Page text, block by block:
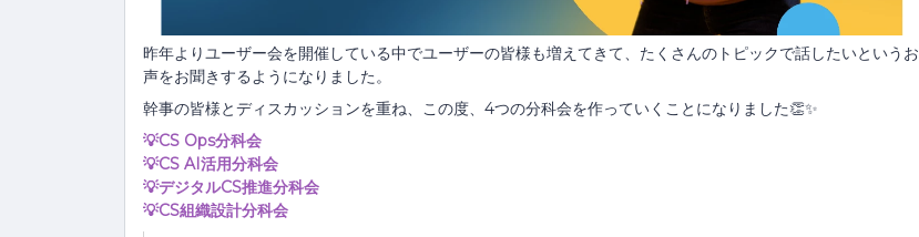
昨年よりユーザー会を開催している中でユーザーの皆様も増えてきて、たくさんのトピックで話したいというお
声をお聞きするようになりました。
幹事の皆様とディスカッションを重ね、この度、4つの分科会を作っていくことになりました👏✨
💡CS Ops分科会
💡CS AI活用分科会
💡デジタルCS推進分科会
💡CS組織設計分科会